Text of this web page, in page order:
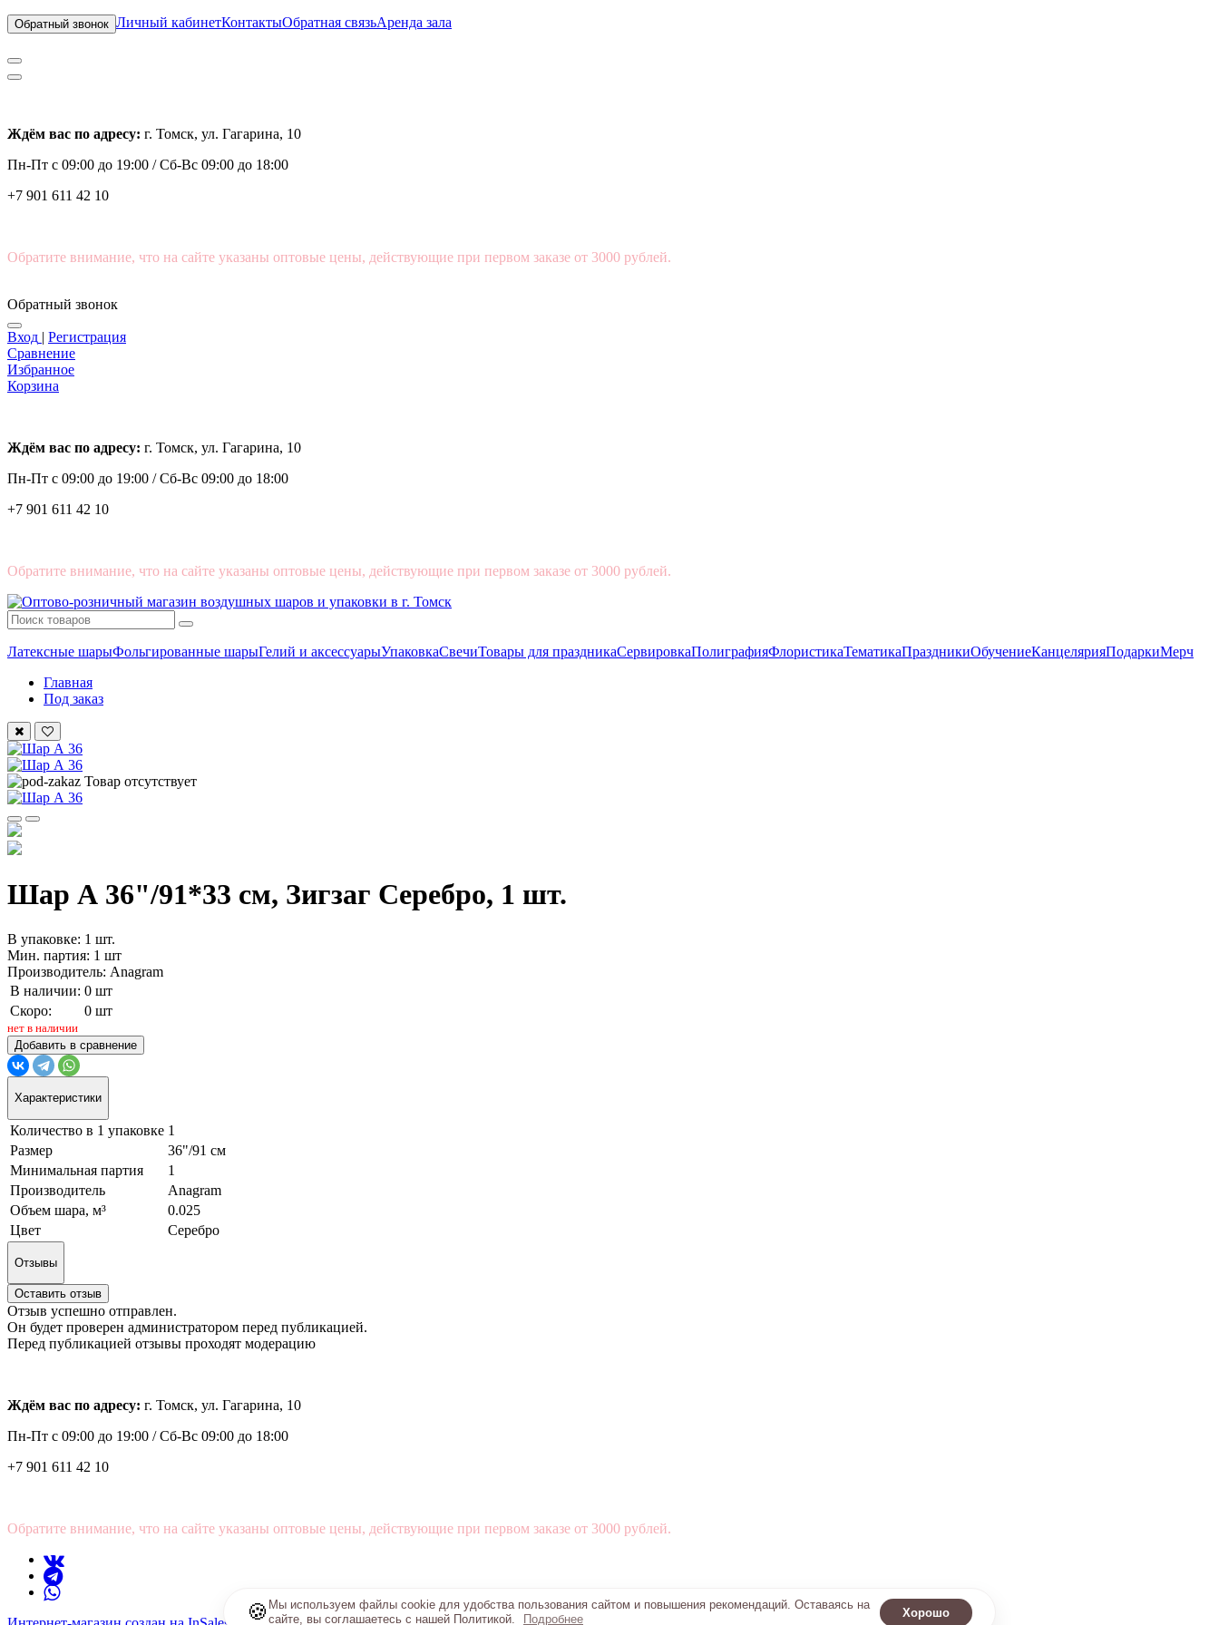
Обратный звонок Личный кабинетКонтактыОбратная связьАренда зала
Ждём вас по адресу: г. Томск, ул. Гагарина, 10
Пн-Пт с 09:00 до 19:00 /Сб-Вс 09:00 до 18:00
+7 901 611 42 10
Обратите внимание, что на сайте указаны оптовые цены, действующие при первом заказе от 3000 рублей.
Обратный звонок
Вход | Регистрация
Сравнение
Избранное
Корзина
Ждём вас по адресу: г. Томск, ул. Гагарина, 10
Пн-Пт с 09:00 до 19:00 /Сб-Вс 09:00 до 18:00
+7 901 611 42 10
Обратите внимание, что на сайте указаны оптовые цены, действующие при первом заказе от 3000 рублей.
Латексные шарыФольгированные шарыГелий и аксессуарыУпаковкаСвечиТовары для праздникаСервировкаПолиграфияФлористикаТематикаПраздникиОбучениеКанцелярияПодаркиМерч
Главная
Под заказ
Товар отсутствует
Шар А 36"/91*33 см, Зигзаг Серебро, 1 шт.
В упаковке: 1 шт.
Мин. партия: 1 шт
Производитель: Anagram
В наличии: 0 шт
Скоро:
0 шт
нет в наличии
Добавить в сравнение
Характеристики
Количество в 1 упаковке 1
Размер
36"/91 см
Минимальная партия
1
Производитель
Anagram
Объем шара, м³
0.025
Цвет
Серебро
Отзывы
Оставить отзыв
Отзыв успешно отправлен.
Он будет проверен администратором перед публикацией.
Перед публикацией отзывы проходят модерацию
Ждём вас по адресу: г. Томск, ул. Гагарина, 10
Пн-Пт с 09:00 до 19:00 /Сб-Вс 09:00 до 18:00
+7 901 611 42 10
Обратите внимание, что на сайте указаны оптовые цены, действующие при первом заказе от 3000 рублей.
🍪 Мы используем файлы cookie для удобства пользования сайтом и повышения рекомендаций. Оставаясь на
сайте, вы соглашаетесь с нашей Политикой.
Подробнее Хорошо